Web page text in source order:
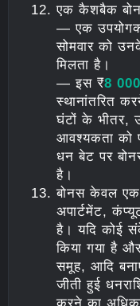
एक कैशबैक
— एक
सोमवार को
मिलता है।
— इस ₹8 000
स्थानांतरित
घंटों के भीतर,
आवश्यकता को
धन बेट पर
है।
बोनस केवल एक
अपार्टमेंट,
है। यदि कोई
किया गया है
समूह, आदि
जीती हुई